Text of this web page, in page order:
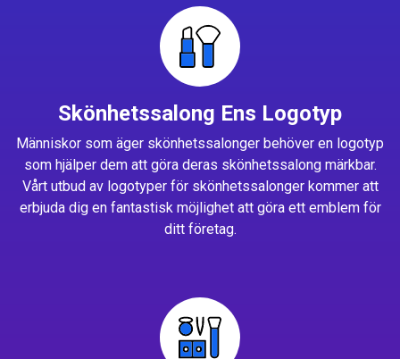
Skönhetssalong Ens Logotyp
Människor som äger skönhetssalonger behöver en logotyp
som hjälper dem att göra deras skönhetssalong märkbar.
Vårt utbud av logotyper för skönhetssalonger kommer att
erbjuda dig en fantastisk möjlighet att göra ett emblem för
ditt företag.